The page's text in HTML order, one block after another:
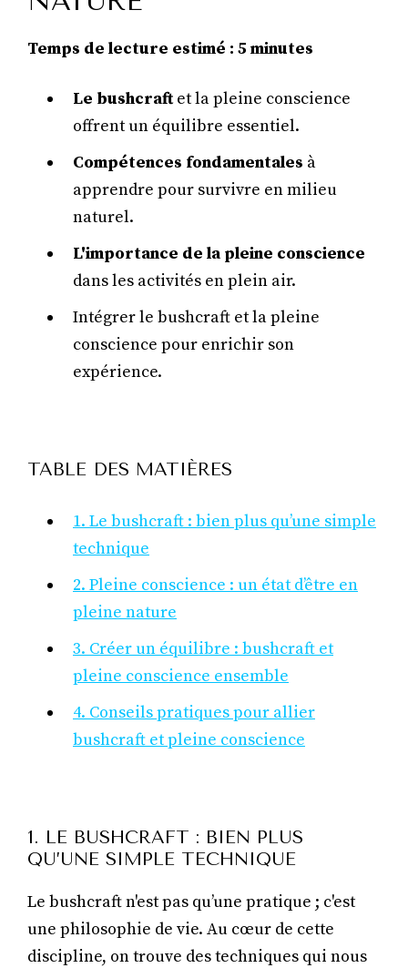
Temps de lecture estimé : 5 minutes
Le bushcraftet la pleine conscience
offrent un équilibre essentiel.
Compétences fondamentales à
apprendre pour survivre en milieu
naturel.
L'importance de la pleine conscience
dans les activités en plein air.
Intégrer le bushcraft et la pleine
conscience pour enrichir son
expérience.
TABLE DES MATIÈRES
1. Le bushcraft : bien plus qu’une simple
technique
2. Pleine conscience : un état d’être en
pleine nature
3. Créer un équilibre : bushcraft et
pleine conscience ensemble
4. Conseils pratiques pour allier
bushcraft et pleine conscience
1. LE BUSHCRAFT : BIEN PLUS
QU’UNE SIMPLE TECHNIQUE
Le bushcraft n'est pas qu’une pratique ; c'est
une philosophie de vie. Au cœur de cette
discipline, on trouve des techniques qui nous